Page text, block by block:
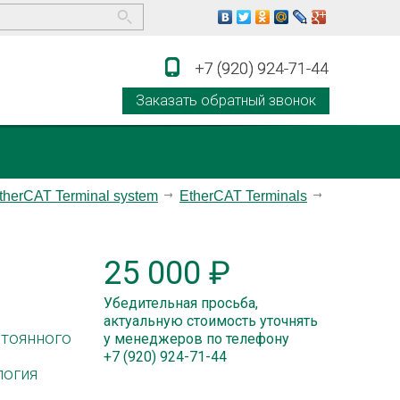
+7 (920) 924-71-44
Заказать обратный звонок
+7 (920) 924-71-44
Terminal system EtherCAT Terminals
25 000 ₽
Убедительная просьба,
актуальную стоимость уточнять
у менеджеров по телефону
+7 (920) 924-71-44